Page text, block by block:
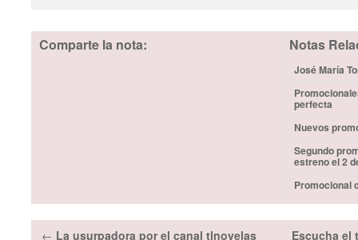
Comparte la nota: Notas
José María
perfecta
Nuevos
Segundo
estreno el 2
Promocional
← La usurpadora por el canal tlnovelas Escucha el